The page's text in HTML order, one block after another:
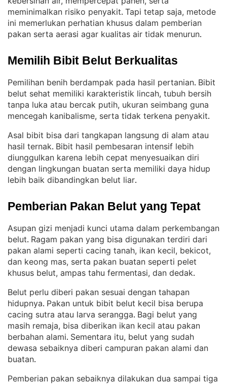
meminimalkan risiko penyakit. Tapi tetap saja, metode
ini memerlukan perhatian khusus dalam pemberian
pakan serta aerasi agar kualitas air tidak menurun.
Memilih Bibit Belut Berkualitas
Pemilihan benih berdampak pada hasil pertanian. Bibit
belut sehat memiliki karakteristik lincah, tubuh bersih
tanpa luka atau bercak putih, ukuran seimbang guna
mencegah kanibalisme, serta tidak terkena penyakit.
Asal bibit bisa dari tangkapan langsung di alam atau
hasil ternak. Bibit hasil pembesaran intensif lebih
diunggulkan karena lebih cepat menyesuaikan diri
dengan lingkungan buatan serta memiliki daya hidup
lebih baik dibandingkan belut liar.
Pemberian Pakan Belut yang Tepat
Asupan gizi menjadi kunci utama dalam perkembangan
belut. Ragam pakan yang bisa digunakan terdiri dari
pakan alami seperti cacing tanah, ikan kecil, bekicot,
dan keong mas, serta pakan buatan seperti pelet
khusus belut, ampas tahu fermentasi, dan dedak.
Belut perlu diberi pakan sesuai dengan tahapan
hidupnya. Pakan untuk bibit belut kecil bisa berupa
cacing sutra atau larva serangga. Bagi belut yang
masih remaja, bisa diberikan ikan kecil atau pakan
berbahan alami. Sementara itu, belut yang sudah
dewasa sebaiknya diberi campuran pakan alami dan
buatan.
Pemberian pakan sebaiknya dilakukan dua sampai tiga